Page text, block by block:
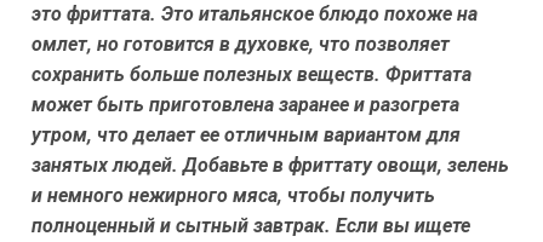
это фриттата. Это итальянское блюдо похоже на
омлет, но готовится в духовке, что позволяет
сохранить больше полезных веществ. Фриттата
может быть приготовлена заранее и разогрета
утром, что делает ее отличным вариантом для
занятых людей. Добавьте в фриттату овощи, зелень
и немного нежирного мяса, чтобы получить
полноценный и сытный завтрак. Если вы ищете